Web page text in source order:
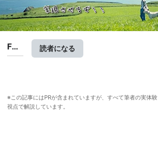
FX
スキ
法の
マス
読者になる
※この記事にはPRが含まれていますが、すべて筆者の実体
視点で解説しています。